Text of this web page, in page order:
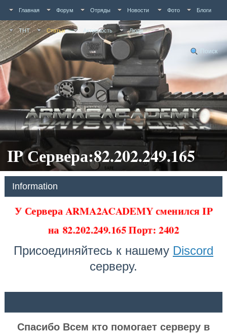
Главная Форум Отряды Новости Фото Блоги
ТНТ Статьи Активность Люди
Поиск
IP Сервера:82.202.249.165
Information
У Сервера ARMA2ACADEMY сменился IP
на 82.202.249.165 Порт: 2402
Присоединяйтесь к нашему Discord
серверу.
Спасибо Всем кто помогает серверу в